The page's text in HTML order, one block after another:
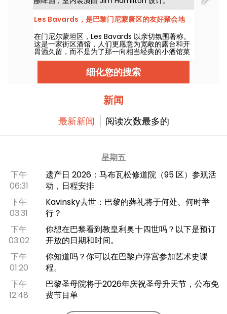
Les Bavards，是巴黎门尼蒙唐区的友好聚会地
在门尼尔蒙坦区，Les Bavards 以亲切氛围著称。
这是一家街区酒馆，人们更愿意为宽敞的露台和开
胃酒久留，而不是为了那一向相当经典的小酒馆菜
肴。
细化您的搜索
新闻
最新新闻 阅读次数最多的
星期五
下午
06:31
遗产日 2026：马布瓦松修道院（95 区）参观活
动，日程安排
下午
03:31
Kavinsky去世：巴黎的葬礼将于何处、何时举
行？
下午
03:02
你想在巴黎看到教皇利奥十四世吗？以下是预订
开放的日期和时间。
下午
01:20
你知道吗？你可以在巴黎卢浮宫参加艺术史课
程。
下午
12:48
巴黎圣母院将于2026年庆祝圣母升天节，公布免
费节目单